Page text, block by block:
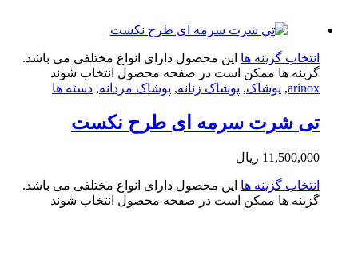
گزینه ها این محصول دارای انواع مختلفی می باشد.
ها ممکن است در صفحه محصول انتخاب شوند
پوشاک,پوشاک زنانه,پوشاک مردانه,دسته ها
شرت سرمه ای طرح نکست
ریال
گزینه ها این محصول دارای انواع مختلفی می باشد.
ها ممکن است در صفحه محصول انتخاب شوند